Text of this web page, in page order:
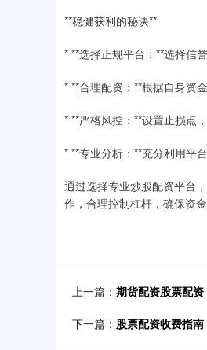
**稳健获利的秘诀**
* **选择正规平台：**选择信
* **合理配资：**根据自身资
* **严格风控：**设置止损点
* **专业分析：**充分利用平
通过选择专业炒股配资平台
作，合理控制杠杆，确保资金
上一篇： 期货配资股票配
下一篇： 股票配资收费指